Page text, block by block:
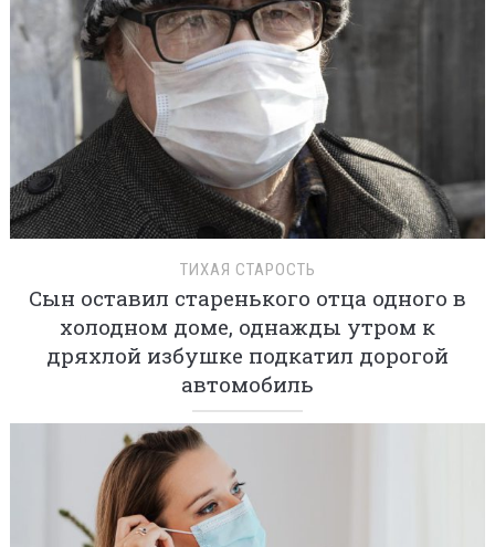
ТИХАЯ СТАРОСТЬ
Сын оставил старенького отца одного в
холодном доме, однажды утром к
дряхлой избушке подкатил дорогой
автомобиль